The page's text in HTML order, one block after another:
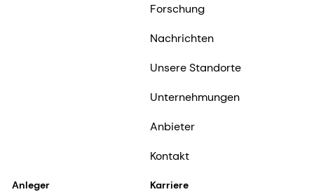
Forschung
Nachrichten
Unsere Standorte
Unternehmungen
Anbieter
Kontakt
Anleger Karriere